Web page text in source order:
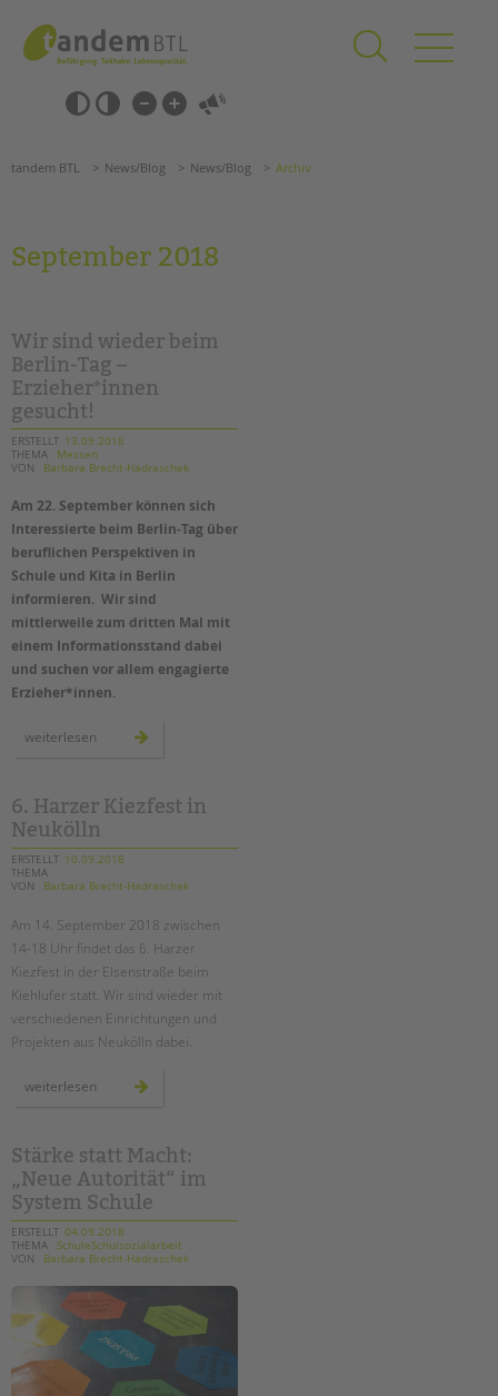
springen
Barrierefrei-
Einstellungen
überspringen
überspringen
Grundschulen
Förderzentren
Kollegs
EFöB
Schulbezogene Sozialarbeit
Tagesgruppen
EINGLIEDERUNGSHILFE
BETREUTES WOHNEN
TANDEM BTL AKADEMIE
Zertfikatskurse
Seminarkalender
Seminarräume
PROFIL | LEITBILD
Bereiche im Überblick
Kinder- und Jugendschutz
Unsere Videos
Gesellschafter VdK
schoolcoach BTL
tandem international
KARRIERE
Stellenangebote
NEWS/BLOG
unkuerzbar
Briefe an Kai
Magazin
KONTAKT
Impressum
Suchen
tandem BTL News/Blog News/Blog Archiv
September 2018
Wir sind wieder beim
Berlin-Tag –
Erzieher*innen
gesucht!
ERSTELLT 13.09.2018
THEMA
Messen
VON
Barbara Brecht-Hadraschek
Am 22. September können sich
Interessierte beim Berlin-Tag über
beruflichen Perspektiven in
Schule und Kita in Berlin
informieren. Wir sind
mittlerweile zum dritten Mal mit
einem Informationsstand dabei
und suchen vor allem engagierte
Erzieher*innen.
weiterlesen
tag
–
erzieher*innen
gesucht!
6. Harzer Kiezfest in
Neukölln
ERSTELLT 10.09.2018
THEMA
VON
Barbara Brecht-Hadraschek
Am 14. September 2018 zwischen
14-18 Uhr findet das 6. Harzer
Kiezfest in der Elsenstraße beim
Kiehlufer statt. Wir sind wieder mit
verschiedenen Einrichtungen und
Projekten aus Neukölln dabei.
weiterlesen
Stärke statt Macht:
„Neue Autorität“ im
System Schule
ERSTELLT 04.09.2018
THEMA SchuleSchulsozialarbeit
VON
Barbara Brecht-Hadraschek